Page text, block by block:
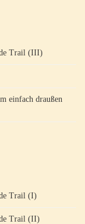
Trail (III)
einfach draußen
Trail (I)
Trail (II)